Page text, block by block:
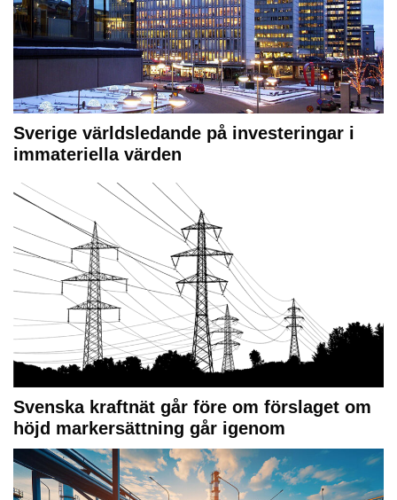
Sverige världsledande på investeringar i
immateriella värden
Svenska kraftnät går före om förslaget om
höjd markersättning går igenom